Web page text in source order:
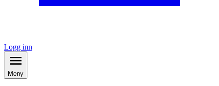
Logg inn
Meny